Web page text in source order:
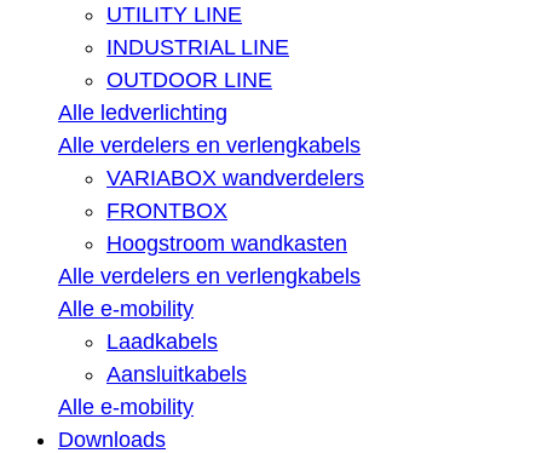
UTILITY LINE
INDUSTRIAL LINE
OUTDOOR LINE
Alle ledverlichting
Alle verdelers en verlengkabels
VARIABOX wandverdelers
FRONTBOX
Hoogstroom wandkasten
Alle verdelers en verlengkabels
Alle e-mobility
Laadkabels
Aansluitkabels
Alle e-mobility
Downloads